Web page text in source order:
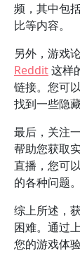
频，其中包
比等内容。
另外，游戏
Reddit这样
链接。您可
找到一些隐
最后，关注
帮助您获取
直播，您可
的各种问题。
综上所述，
困难。通过
您的游戏体验